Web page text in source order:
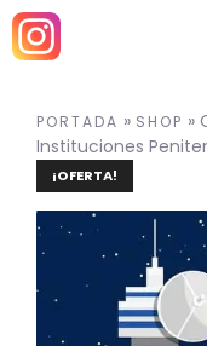
PORTADA » SHOP »
Instituciones
¡OFERTA!